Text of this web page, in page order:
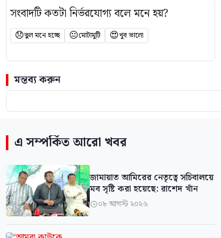
সংবাদটি কতটা নির্ভরযোগ্য বলে মনে হয়?
😞ভুল মনে হচ্ছে 😐মোটামুটি 😍খুব ভালো
মন্তব্য করুন
এ সম্পর্কিত আরো খবর
জামায়াত আমিরের নেতৃত্বে সচিবালয়ে
মব সৃষ্টি করা হয়েছে: রাশেদ খাঁন
০৮ আগস্ট ২০২৬